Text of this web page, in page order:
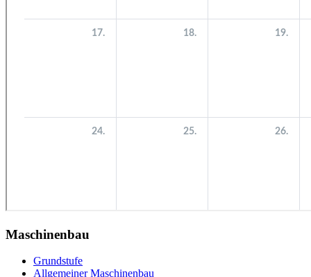
Maschinenbau
Grundstufe
Allgemeiner Maschinenbau